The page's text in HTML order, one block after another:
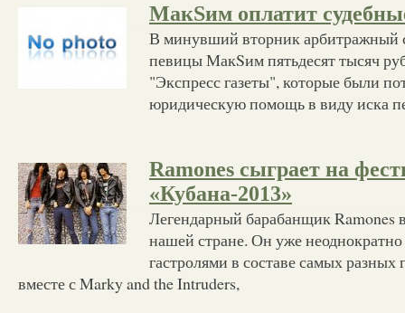
МакSим оплатит
В минувший вторник арбитражный
певицы МакSим пятьдесят тысяч
"Экспресс газеты", которые были
юридическую помощь в виду иска
Ramones сыграет на
«Кубана-2013»
Легендарный барабанщик Ramones
нашей стране. Он уже
гастролями в составе самых разных
вместе с Marky and the Intruders,